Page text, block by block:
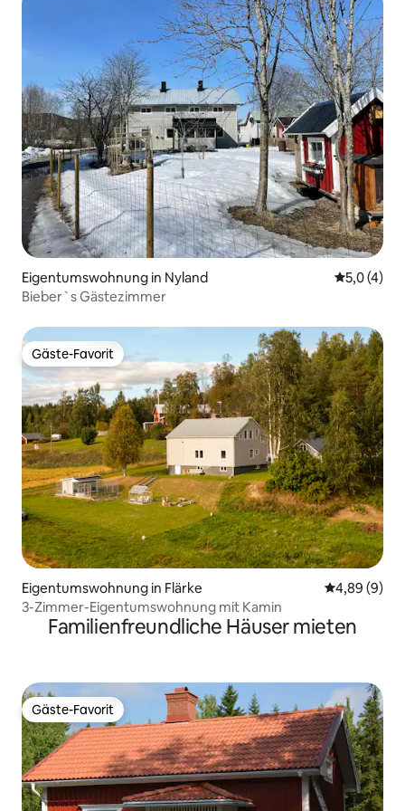
Eigentumswohnung in Nyland
5,0 (4)
Bieber`s Gästezimmer
Gäste-Favorit
Gäste-Favorit
Eigentumswohnung in Flärke
4,89 (9)
3-Zimmer-Eigentumswohnung mit Kamin
Familienfreundliche Häuser mieten
Gäste-Favorit
Gäste-Favorit